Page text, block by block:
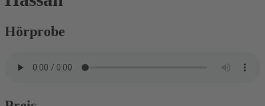
Hörprobe